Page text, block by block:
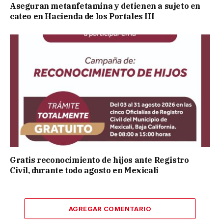
Aseguran metanfetamina y detienen a sujeto en
cateo en Hacienda de los Portales III
Gratis reconocimiento de hijos ante Registro
Civil, durante todo agosto en Mexicali
AGREGAR COMENTARIO